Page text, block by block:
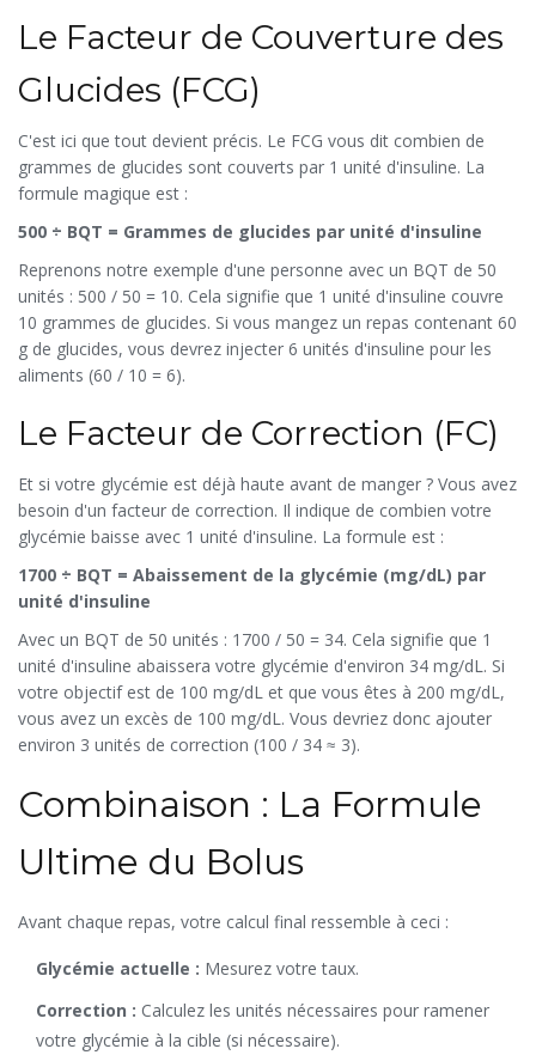
Le Facteur de Couverture des
Glucides (FCG)
C'est ici que tout devient précis. Le FCG vous dit combien de
grammes de glucides sont couverts par 1 unité d'insuline. La
formule magique est :
500 ÷ BQT = Grammes de glucides par unité d'insuline
Reprenons notre exemple d'une personne avec un BQT de 50
unités : 500 / 50 = 10. Cela signifie que 1 unité d'insuline couvre
10 grammes de glucides. Si vous mangez un repas contenant 60
g de glucides, vous devrez injecter 6 unités d'insuline pour les
aliments (60 / 10 = 6).
Le Facteur de Correction (FC)
Et si votre glycémie est déjà haute avant de manger ? Vous avez
besoin d'un facteur de correction. Il indique de combien votre
glycémie baisse avec 1 unité d'insuline. La formule est :
1700 ÷ BQT = Abaissement de la glycémie (mg/dL) par
unité d'insuline
Avec un BQT de 50 unités : 1700 / 50 = 34. Cela signifie que 1
unité d'insuline abaissera votre glycémie d'environ 34 mg/dL. Si
votre objectif est de 100 mg/dL et que vous êtes à 200 mg/dL,
vous avez un excès de 100 mg/dL. Vous devriez donc ajouter
environ 3 unités de correction (100 / 34 ≈ 3).
Combinaison : La Formule
Ultime du Bolus
Avant chaque repas, votre calcul final ressemble à ceci :
Glycémie actuelle : Mesurez votre taux.
Correction : Calculez les unités nécessaires pour ramener
votre glycémie à la cible (si nécessaire).